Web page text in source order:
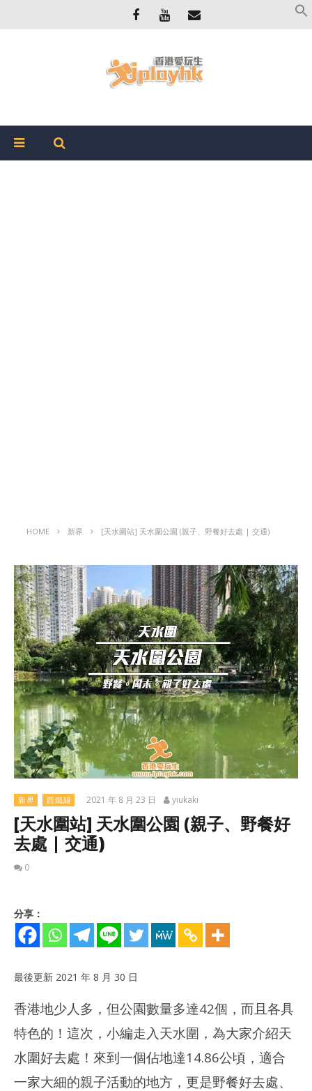
HOME 新界 [天水圍站] 天水圍公園 (親子、野餐好去處 | 交通)
新界 西鐵綫 2021 年 8 月 23 日 yiukaki
[天水圍站] 天水圍公園 (親子、野餐好
去處 | 交通)
0
NOW VIEWING
分享：
最後更新 2021 年 8 月 30 日
香港地少人多，但公園數量多達42個，而且各具
特色的！這次，小編走入天水圍，為大家介紹天
水圍好去處！來到一個佔地達14.86公頃，適合
一家大細的親子活動的地方，更是野餐好去處、